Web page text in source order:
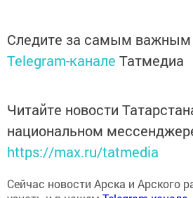
Следите за самым важным
Telegram-канале Татмедиа
Читайте новости
национальном
https://max.ru/tatmedia
Сейчас новости Арска и Арского